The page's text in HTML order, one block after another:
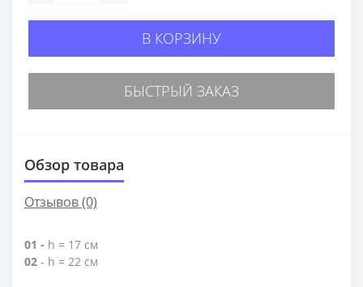
В КОРЗИНУ
БЫСТРЫЙ ЗАКАЗ
Обзор товара
Отзывов (0)
01 - h = 17 см
02 - h = 22 см